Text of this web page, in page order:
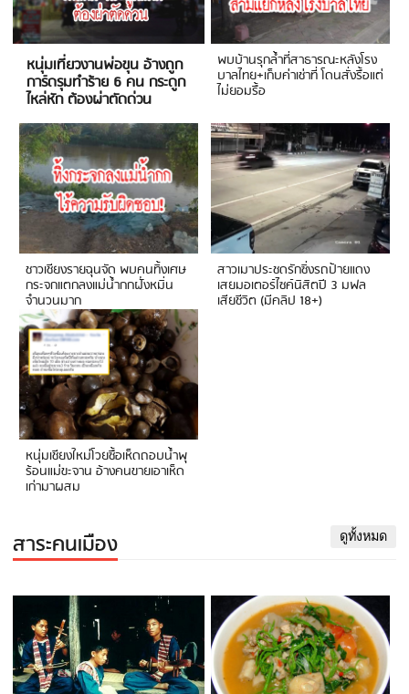
หนุ่มเที่ยวงานพ่อขุน อ้างถูก
การ์ดรุมทำร้าย 6 คน กระดูก
ไหล่หัก ต้องผ่าตัดด่วน
พบบ้านรุกล้ำที่สาธารณะหลังโรง
บาลไทย+เก็บค่าเช่าที่ โดนสั่งรื้อแต่
ไม่ยอมรื้อ
ชาวเชียงรายฉุนจัด พบคนทิ้งเศษ
กระจกแตกลงแม่น้ำกกฝั่งหมิ่น
จำนวนมาก
สาวเมาประชดรักซิ่งรถป้ายแดง
เสยมอเตอร์ไซค์นิสิตปี 3 มฟล
เสียชีวิต (มีคลิป 18+)
หนุ่มเชียงใหม่โวยซื้อเห็ดถอบน้ำพุ
ร้อนแม่ขะจาน อ้างคนขายเอาเห็ด
เก่ามาผสม
สาระคนเมือง ดูทั้งหมด